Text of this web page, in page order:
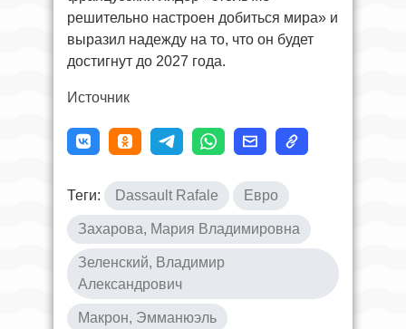
решительно настроен добиться мира» и
выразил надежду на то, что он будет
достигнут до 2027 года.
Источник
Теги: Dassault Rafale Евро
Захарова, Мария Владимировна
Зеленский, Владимир
Александрович
Макрон, Эмманюэль